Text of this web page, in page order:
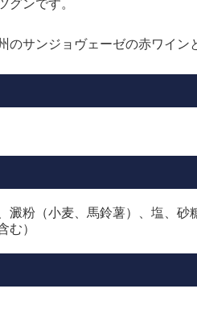
グンです。
サンジョヴェーゼの赤ワイン
澱粉（小麦、馬鈴薯）、塩、
む）